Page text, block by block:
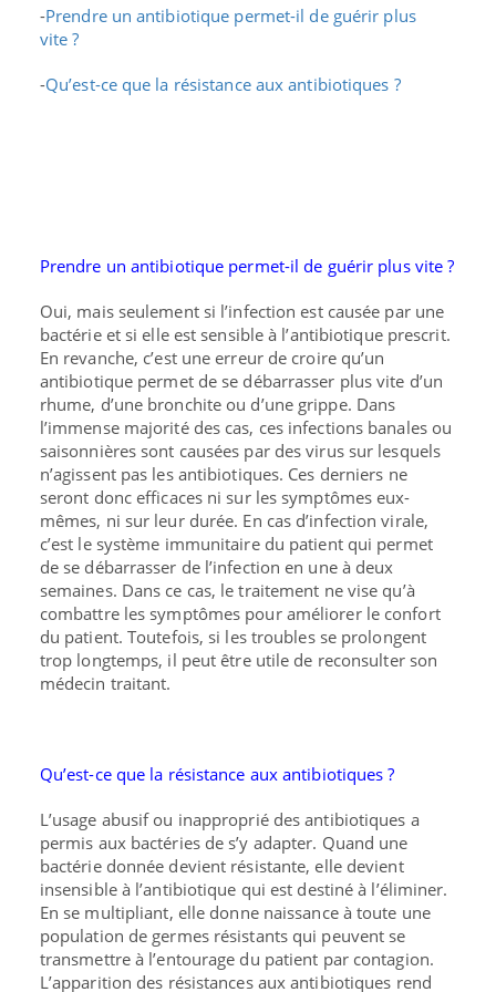
-Prendre un antibiotique permet-il de guérir plus
vite ?
-Qu’est-ce que la résistance aux antibiotiques ?
Prendre un antibiotique permet-il de guérir plus vite ?
Oui, mais seulement si l’infection est causée par une
bactérie et si elle est sensible à l’antibiotique prescrit.
En revanche, c’est une erreur de croire qu’un
antibiotique permet de se débarrasser plus vite d’un
rhume, d’une bronchite ou d’une grippe. Dans
l’immense majorité des cas, ces infections banales ou
saisonnières sont causées par des virus sur lesquels
n’agissent pas les antibiotiques. Ces derniers ne
seront donc efficaces ni sur les symptômes eux-
mêmes, ni sur leur durée. En cas d’infection virale,
c’est le système immunitaire du patient qui permet
de se débarrasser de l’infection en une à deux
semaines. Dans ce cas, le traitement ne vise qu’à
combattre les symptômes pour améliorer le confort
du patient. Toutefois, si les troubles se prolongent
trop longtemps, il peut être utile de reconsulter son
médecin traitant.
Qu’est-ce que la résistance aux antibiotiques ?
L’usage abusif ou inapproprié des antibiotiques a
permis aux bactéries de s’y adapter. Quand une
bactérie donnée devient résistante, elle devient
insensible à l’antibiotique qui est destiné à l’éliminer.
En se multipliant, elle donne naissance à toute une
population de germes résistants qui peuvent se
transmettre à l’entourage du patient par contagion.
L’apparition des résistances aux antibiotiques rend